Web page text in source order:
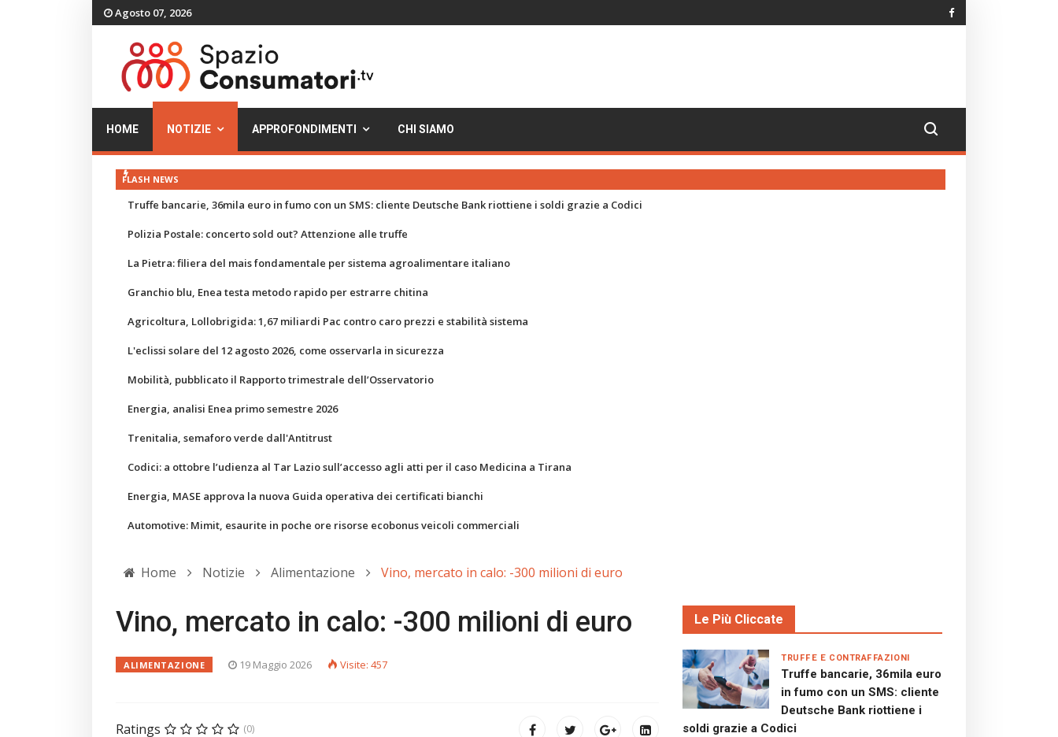
Agosto 07, 2026
HOME NOTIZIE APPROFONDIMENTI CHI SIAMO
FLASH NEWS
Truffe bancarie, 36mila euro in fumo con un SMS: cliente Deutsche Bank riottiene i soldi grazie a Codici
Polizia Postale: concerto sold out? Attenzione alle truffe
La Pietra: filiera del mais fondamentale per sistema agroalimentare italiano
Granchio blu, Enea testa metodo rapido per estrarre chitina
Agricoltura, Lollobrigida: 1,67 miliardi Pac contro caro prezzi e stabilità sistema
L'eclissi solare del 12 agosto 2026, come osservarla in sicurezza
Mobilità, pubblicato il Rapporto trimestrale dell’Osservatorio
Energia, analisi Enea primo semestre 2026
Trenitalia, semaforo verde dall'Antitrust
Codici: a ottobre l’udienza al Tar Lazio sull’accesso agli atti per il caso Medicina a Tirana
Energia, MASE approva la nuova Guida operativa dei certificati bianchi
Automotive: Mimit, esaurite in poche ore risorse ecobonus veicoli commerciali
Home Notizie Alimentazione Vino, mercato in calo: -300 milioni di euro
Vino, mercato in calo: -300 milioni di euro
ALIMENTAZIONE 19 Maggio 2026 Visite: 457
Ratings (0)
Le Più Cliccate
Truffe bancarie, 36mila euro
in fumo con un SMS: cliente
Deutsche Bank riottiene i
soldi grazie a Codici
TRUFFE E CONTRAFFAZIONI